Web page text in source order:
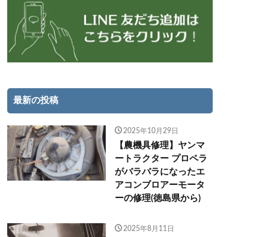
最新の投稿
2025年10月29日
【農機具修理】ヤンマ
ートラクター プロペラ
がバラバラになったエ
アコンブロアーモータ
ーの修理(徳島県から)
2025年8月11日